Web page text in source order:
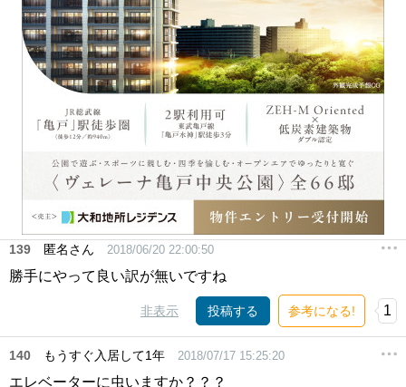
139 匿名さん 2018/06/20 22:00:50
勝手にやって良い訳が無いですね
非表示 投稿する 参考になる! 1
140 もうすぐ入居して1年 2018/07/17 15:25:20
エレベーターに虫いますか？？？